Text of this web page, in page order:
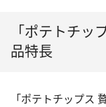
「ポテトチッ
品特長
「ポテトチップス